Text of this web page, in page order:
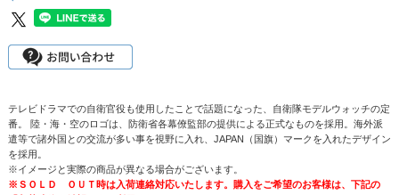
テレビドラマでの自衛官役も使用したことで話題になった、自衛隊モデルウォッチの定
番。 陸・海・空のロゴは、防衛省各幕僚監部の提供による正式なものを採用。海外派
遣等で諸外国との交流が多い事を視野に入れ、JAPAN（国旗）マークを入れたデザイン
を採用。
※イメージと実際の商品が異なる場合がございます。
※ＳＯＬＤ ＯＵＴ時は入荷連絡対応いたします。購入をご希望のお客様は、下記の